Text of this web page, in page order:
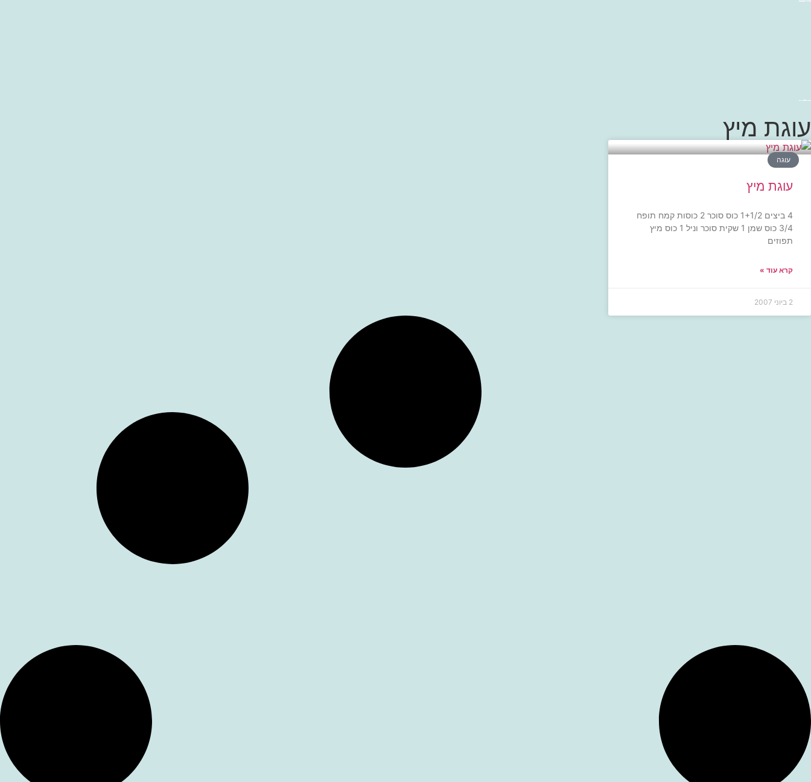
עוגת מיץ
עוגה
עוגת מיץ
4 ביצים 1+1/2 כוס סוכר 2 כוסות קמח תופח
3/4 כוס שמן 1 שקית סוכר וניל 1 כוס מיץ
תפוזים
קרא עוד »
2 ביוני 2007